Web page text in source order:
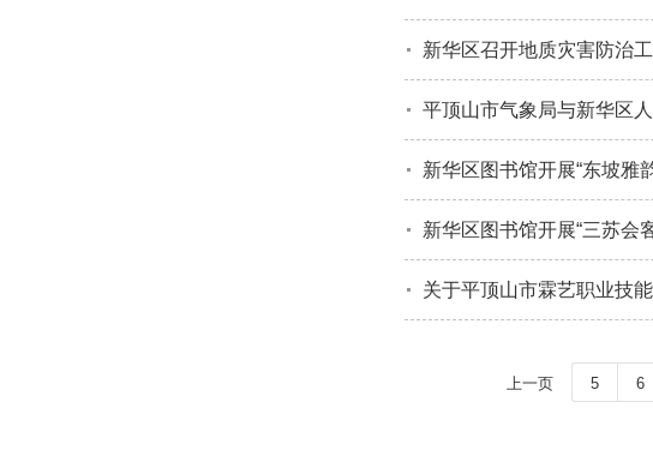
新华区召开地质灾害防治
平顶山市气象局与新华区
新华区图书馆开展“东坡雅
新华区图书馆开展“三苏会
关于平顶山市霖艺职业技
上一页 5 6